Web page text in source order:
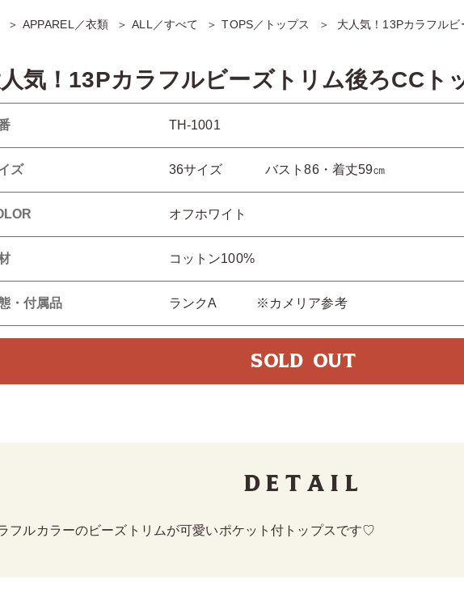
APPAREL／衣類 ALL／すべて TOPS／トップス 大人気！13Pカラフル
気！13Pカラフルビーズトリム後ろCCト
TH-1001
ズ 36サイズ バスト86・着丈59㎝
オフホワイト
コットン100%
・付属品 ランクA ※カメリア参考
SOLD OUT
Detail
フルカラーのビーズトリムが可愛いポケット付トップスです♡